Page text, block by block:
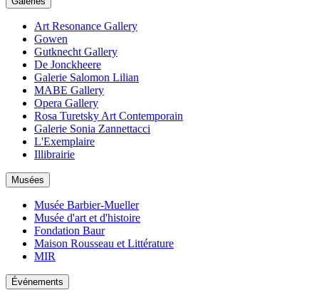
Art Resonance Gallery
Gowen
Gutknecht Gallery
De Jonckheere
Galerie Salomon Lilian
MABE Gallery
Opera Gallery
Rosa Turetsky Art Contemporain
Galerie Sonia Zannettacci
L'Exemplaire
Illibrairie
Musées
Musée Barbier-Mueller
Musée d'art et d'histoire
Fondation Baur
Maison Rousseau et Littérature
MIR
Événements